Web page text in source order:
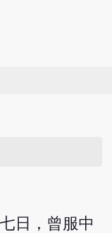
日，曾服中